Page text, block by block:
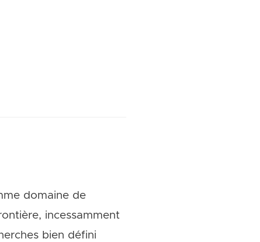
domaine de
incessamment
bien défini